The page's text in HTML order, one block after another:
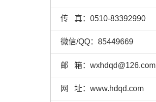
传 真：0510-83392990
微信/QQ：85449669
邮 箱：wxhdqd@126.com
网 址：www.hdqd.com